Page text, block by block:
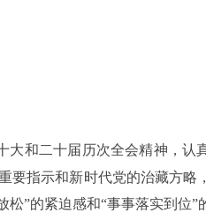
大和二十届历次全会精神，认
要指示和新时代党的治藏方略
”的紧迫感和“事事落实到位”